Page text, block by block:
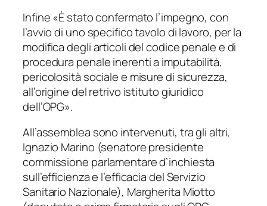
Infine «È stato confermato l’impegno, con
l’avvio di uno specifico tavolo di lavoro, per la
modifica degli articoli del codice penale e di
procedura penale inerenti a imputabilità,
pericolosità sociale e misure di sicurezza,
all’origine del retrivo istituto giuridico
dell’OPG».
All’assemblea sono intervenuti, tra gli altri,
Ignazio Marino (senatore presidente
commissione parlamentare d’inchiesta
sull’efficienza e l’efficacia del Servizio
Sanitario Nazionale), Margherita Miotto